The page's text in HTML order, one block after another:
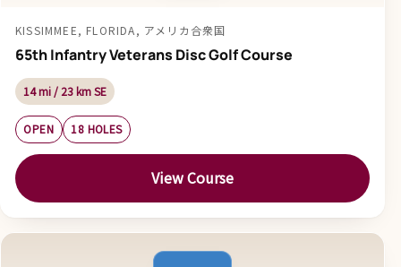
KISSIMMEE, FLORIDA, アメリカ合衆国
65th Infantry Veterans Disc Golf Course
14 mi / 23 km SE
OPEN 18 HOLES
View Course